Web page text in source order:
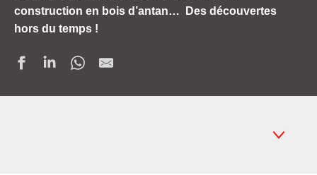
construction en bois d’antan… Des découvertes
hors du temps !